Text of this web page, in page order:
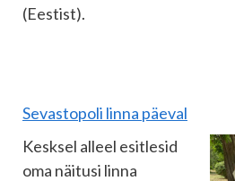
(Eestist).
Sevastopoli linna päeval
Kesksel alleel esitlesid
oma näitusi linna